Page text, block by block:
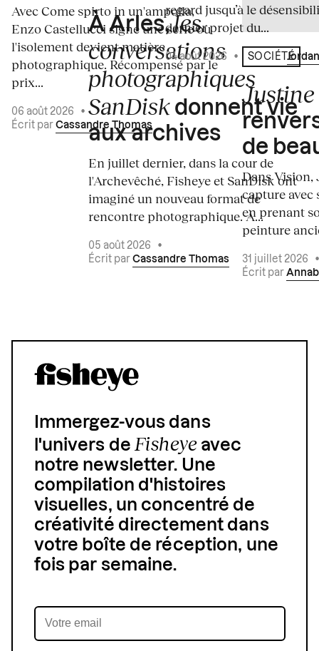
Avec Come spirto in un'ampolla,
Enzo Castellucci signe une série où
l'isolement devient matière
photographique. Récompensé par le
prix...
06 août 2026
•
Écrit par Cassandre Thomas
À Arles,les
conversations
photographiques
SanDisk donnent vie
aux archives
En juillet dernier, dans la cour de
l'Archevêché, Fisheye et SanDisk ont
imaginé un nouveau format de
rencontre photographique. À...
05 août 2026
•
Écrit par Cassandre Thomas
regard jusqu’à le
dernier projet du...
04 août 2026 • Écrit par
SOCIÉTÉ
de
Dans
capture avec
en prenant
peinture
31 juillet 2026
Écrit par
Immergez-vous dans
l'univers de Fisheyeavec
notre newsletter. Une
compilation d'histoires
visuelles, un concentré de
créativité directement dans
votre boîte de réception, une
fois par semaine.